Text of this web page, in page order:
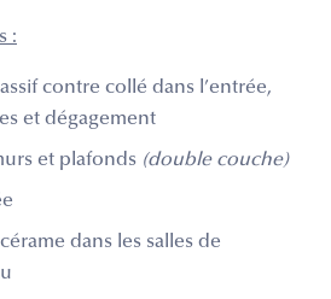
:
contre collé dans l’entrée,
et dégagement
et plafonds (double couche)
dans les salles de